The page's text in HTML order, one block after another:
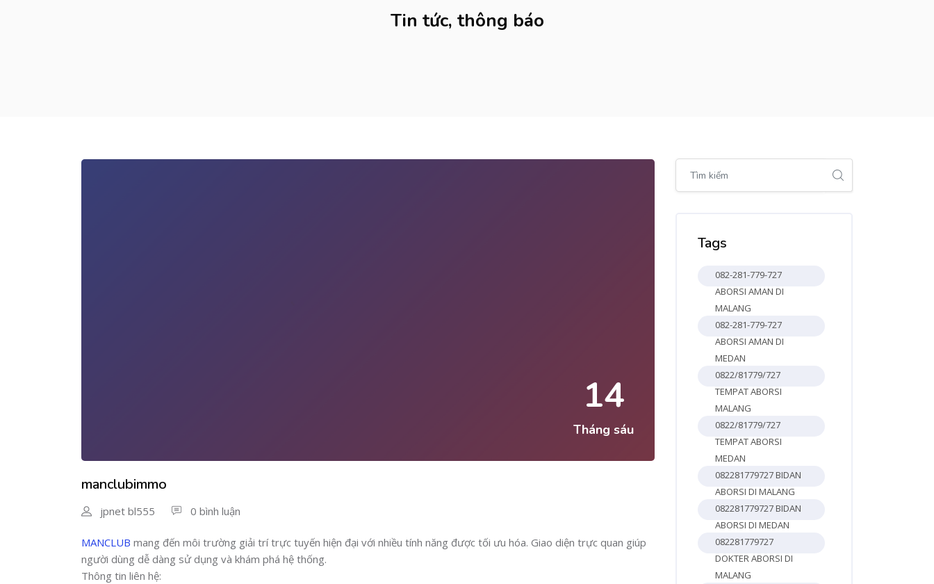
Tin tức, thông báo
14
Tháng sáu
manclubimmo
jpnet bl555 0 bình luận
MANCLUB mang đến môi trường giải trí trực tuyến hiện đại với nhiều tính năng được tối ưu hóa. Giao diện trực quan giúp
người dùng dễ dàng sử dụng và khám phá hệ thống.
Thông tin liên hệ:
Bỏ qua [Cocoon] Global search (sidebar)
Tags
082-281-779-727
ABORSI AMAN DI
MALANG
082-281-779-727
ABORSI AMAN DI
MEDAN
0822/81779/727
TEMPAT ABORSI
MALANG
0822/81779/727
TEMPAT ABORSI
MEDAN
082281779727 BIDAN
ABORSI DI MALANG
082281779727 BIDAN
ABORSI DI MEDAN
082281779727
DOKTER ABORSI DI
MALANG